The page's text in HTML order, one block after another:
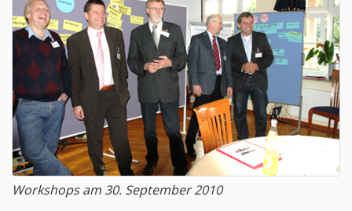
Workshops am 30. September 2010